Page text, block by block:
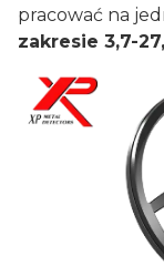
pracować na
zakresie 3,7-